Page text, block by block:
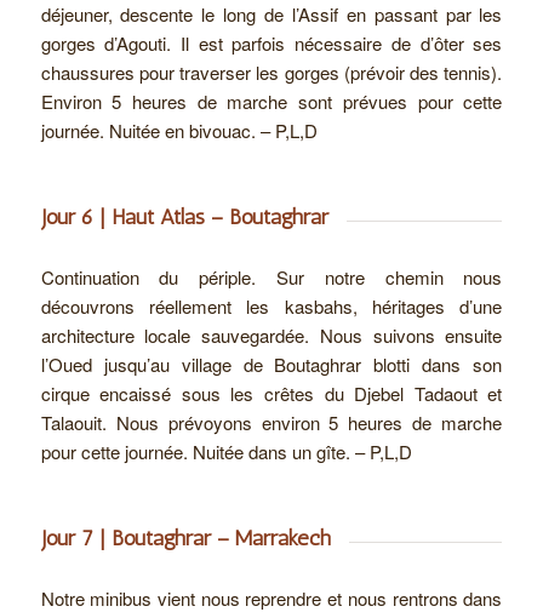
déjeuner, descente le long de l’Assif en passant par les
gorges d’Agouti. Il est parfois nécessaire de d’ôter ses
chaussures pour traverser les gorges (prévoir des tennis).
Environ 5 heures de marche sont prévues pour cette
journée. Nuitée en bivouac. – P,L,D
Jour 6 | Haut Atlas – Boutaghrar
Continuation du périple. Sur notre chemin nous
découvrons réellement les kasbahs, héritages d’une
architecture locale sauvegardée. Nous suivons ensuite
l’Oued jusqu’au village de Boutaghrar blotti dans son
cirque encaissé sous les crêtes du Djebel Tadaout et
Talaouit. Nous prévoyons environ 5 heures de marche
pour cette journée. Nuitée dans un gîte. – P,L,D
Jour 7 | Boutaghrar – Marrakech
Notre minibus vient nous reprendre et nous rentrons dans